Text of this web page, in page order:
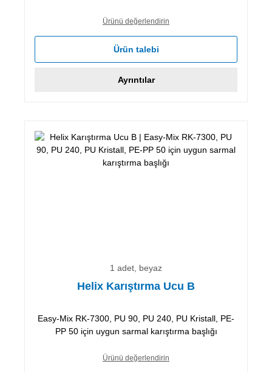
Ürünü değerlendirin
Ürün talebi
Ayrıntılar
1 adet, beyaz
Helix Karıştırma Ucu B
Easy-Mix RK-7300, PU 90, PU 240, PU Kristall, PE-
PP 50 için uygun sarmal karıştırma başlığı
Ürünü değerlendirin